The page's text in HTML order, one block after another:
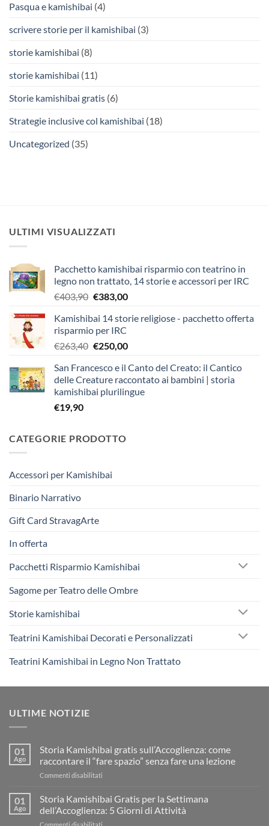
Pasqua e kamishibai (4)
scrivere storie per il kamishibai (3)
storie kamishibai (8)
storie kamishibai (11)
Storie kamishibai gratis (6)
Strategie inclusive col kamishibai (18)
Uncategorized (35)
ULTIMI VISUALIZZATI
Pacchetto kamishibai risparmio con teatrino in
legno non trattato, 14 storie e accessori per IRC
€403,90 Il
originale
era:
€403,90.
€383,00Il
attuale
€383,00.
Kamishibai 14 storie religiose - pacchetto offerta
risparmio per IRC
€263,40 Il
originale
era:
€263,40.
€250,00Il
attuale
è:
€250,00.
San Francesco e il Canto del Creato: il Cantico
delle Creature raccontato ai bambini | storia
kamishibai plurilingue
€19,90
CATEGORIE PRODOTTO
Accessori per Kamishibai
Binario Narrativo
Gift Card StravagArte
In offerta
Pacchetti Risparmio Kamishibai
Sagome per Teatro delle Ombre
Storie kamishibai
Teatrini Kamishibai Decorati e Personalizzati
Teatrini Kamishibai in Legno Non Trattato
ULTIME NOTIZIE
01
Ago
Storia Kamishibai gratis sull’Accoglienza: come
raccontare il “fare spazio” senza fare una lezione
Commenti disabilitati
Kamishibai
sull’Accoglienza:
01
Ago
Storia Kamishibai Gratis per la Settimana
dell’Accoglienza: 5 Giorni di Attività